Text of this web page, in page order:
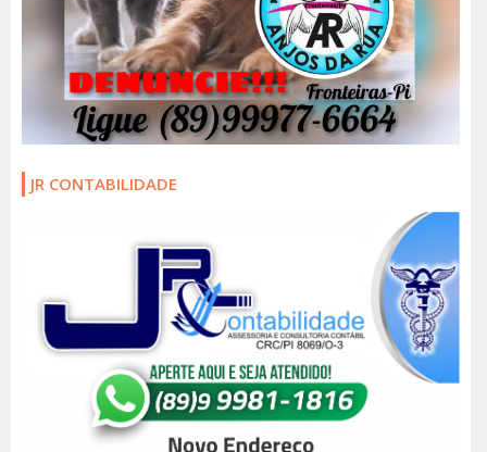
JR CONTABILIDADE